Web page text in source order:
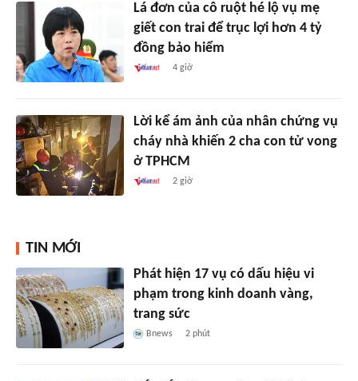
Lá đơn của cô ruột hé lộ vụ mẹ
giết con trai để trục lợi hơn 4 tỷ
đồng bảo hiểm
4 giờ
Lời kể ám ảnh của nhân chứng vụ
cháy nhà khiến 2 cha con tử vong
ở TPHCM
2 giờ
TIN MỚI
Phát hiện 17 vụ có dấu hiệu vi
phạm trong kinh doanh vàng,
trang sức
Bnews 2 phút